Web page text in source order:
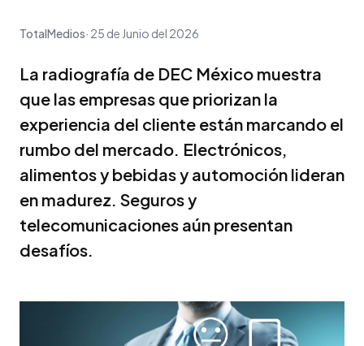
TotalMedios 25 de Junio del 2026
La radiografía de DEC México muestra
que las empresas que priorizan la
experiencia del cliente están marcando el
rumbo del mercado. Electrónicos,
alimentos y bebidas y automoción lideran
en madurez. Seguros y
telecomunicaciones aún presentan
desafíos.